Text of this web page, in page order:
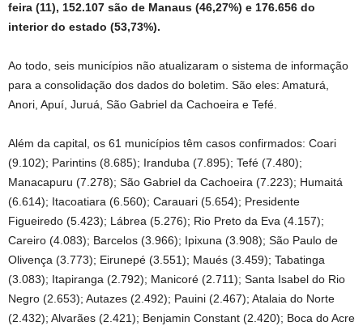
feira (11), 152.107 são de Manaus (46,27%) e 176.656 do
interior do estado (53,73%).
Ao todo, seis municípios não atualizaram o sistema de informação
para a consolidação dos dados do boletim. São eles: Amaturá,
Anori, Apuí, Juruá, São Gabriel da Cachoeira e Tefé.
Além da capital, os 61 municípios têm casos confirmados: Coari
(9.102); Parintins (8.685); Iranduba (7.895); Tefé (7.480);
Manacapuru (7.278); São Gabriel da Cachoeira (7.223); Humaitá
(6.614); Itacoatiara (6.560); Carauari (5.654); Presidente
Figueiredo (5.423); Lábrea (5.276); Rio Preto da Eva (4.157);
Careiro (4.083); Barcelos (3.966); Ipixuna (3.908); São Paulo de
Olivença (3.773); Eirunepé (3.551); Maués (3.459); Tabatinga
(3.083); Itapiranga (2.792); Manicoré (2.711); Santa Isabel do Rio
Negro (2.653); Autazes (2.492); Pauini (2.467); Atalaia do Norte
(2.432); Alvarães (2.421); Benjamin Constant (2.420); Boca do Acre